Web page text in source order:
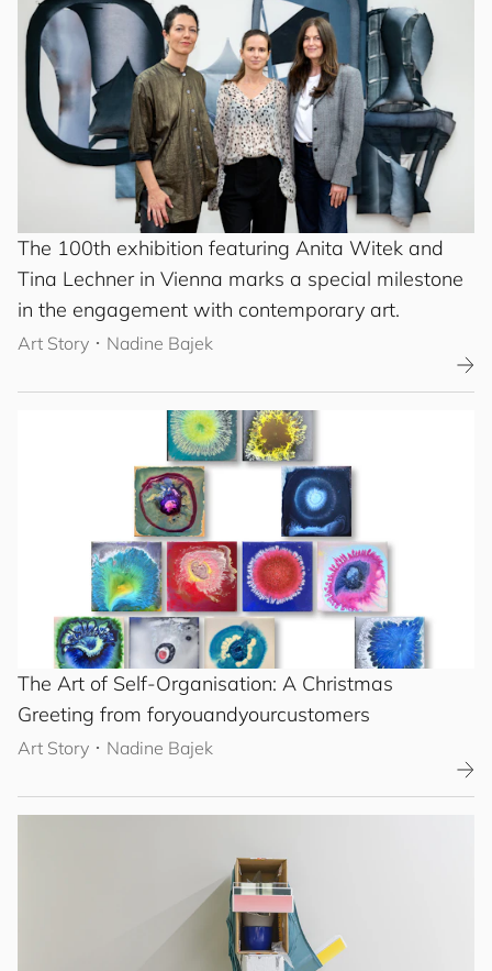
The 100th exhibition featuring Anita Witek and
Tina Lechner in Vienna marks a special milestone
in the engagement with contemporary art.
Art Story ･ Nadine Bajek
The Art of Self-Organisation: A Christmas
Greeting from foryouandyourcustomers
Art Story ･ Nadine Bajek